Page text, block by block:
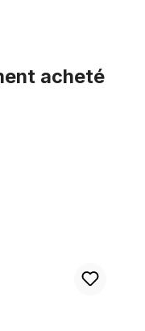
acheté